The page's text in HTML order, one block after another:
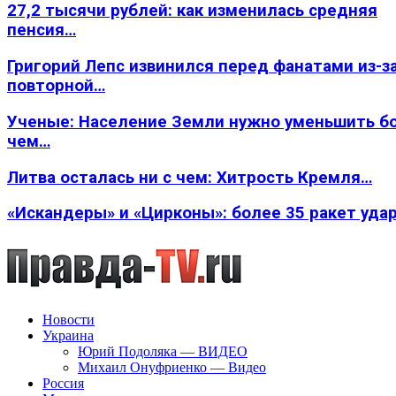
27,2 тысячи рублей: как изменилась средняя
пенсия…
Григорий Лепс извинился перед фанатами из-
повторной…
Ученые: Население Земли нужно уменьшить
чем…
Литва осталась ни с чем: Хитрость Кремля…
«Искандеры» и «Цирконы»: более 35 ракет
Новости
Украина
Юрий Подоляка — ВИДЕО
Михаил Онуфриенко — Видео
Россия